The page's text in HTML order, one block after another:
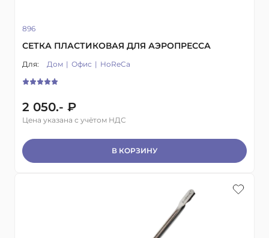
896
СЕТКА ПЛАСТИКОВАЯ ДЛЯ АЭРОПРЕССА
Для: Дом Офис HoReCa
2 050.- ₽
Цена указана с учётом НДС
В КОРЗИНУ